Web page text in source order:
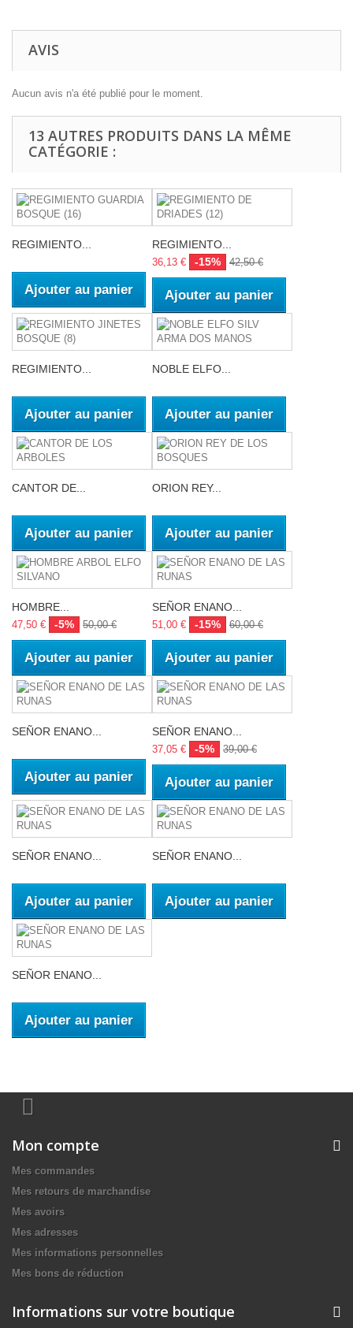
AVIS
Aucun avis n'a été publié pour le moment.
13 AUTRES PRODUITS DANS LA MÊME
CATÉGORIE :
REGIMIENTO...
Ajouter au panier
REGIMIENTO...
36,13 € -15% 42,50 €
Ajouter au panier
REGIMIENTO...
Ajouter au panier
NOBLE ELFO...
Ajouter au panier
CANTOR DE...
Ajouter au panier
ORION REY...
Ajouter au panier
HOMBRE...
47,50 € -5% 50,00 €
Ajouter au panier
SEÑOR ENANO...
51,00 € -15% 60,00 €
Ajouter au panier
SEÑOR ENANO...
Ajouter au panier
SEÑOR ENANO...
37,05 € -5% 39,00 €
Ajouter au panier
SEÑOR ENANO...
Ajouter au panier
SEÑOR ENANO...
Ajouter au panier
SEÑOR ENANO...
Ajouter au panier
Mon compte
Mes commandes
Mes retours de marchandise
Mes avoirs
Mes adresses
Mes informations personnelles
Mes bons de réduction
Informations sur votre boutique